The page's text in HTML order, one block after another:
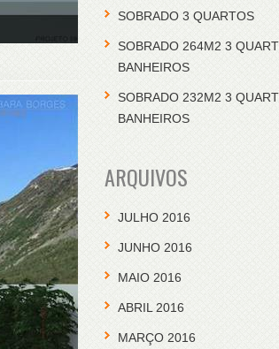
SOBRADO 3 QUARTOS
SOBRADO 264M2 3
BANHEIROS
SOBRADO 232M2 3
BANHEIROS
ARQUIVOS
JULHO 2016
JUNHO 2016
MAIO 2016
ABRIL 2016
MARÇO 2016